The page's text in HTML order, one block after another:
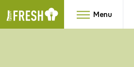
Menu